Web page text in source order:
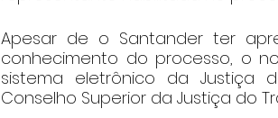
Apesar de o Santander ter
conhecimento do processo, o
sistema eletrônico da Justiça
Conselho Superior da Justiça do